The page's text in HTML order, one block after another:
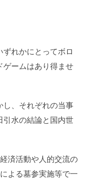
れかにとってボロ
ゲームはあり得ませ
し、それぞれの当事
引水の結論と国内世
済活動や人的交流の
よる墓参実施等で一